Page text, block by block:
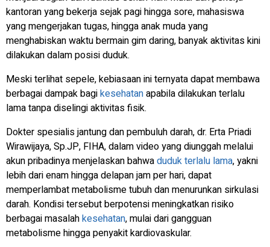
kantoran yang bekerja sejak pagi hingga sore, mahasiswa
yang mengerjakan tugas, hingga anak muda yang
menghabiskan waktu bermain gim daring, banyak aktivitas kini
dilakukan dalam posisi duduk.
Meski terlihat sepele, kebiasaan ini ternyata dapat membawa
berbagai dampak bagikesehatanapabila dilakukan terlalu
lama tanpa diselingi aktivitas fisik.
Dokter spesialis jantung dan pembuluh darah, dr. Erta Priadi
Wirawijaya, Sp.JP, FIHA, dalam video yang diunggah melalui
akun pribadinya menjelaskan bahwaduduk terlalu lama, yakni
lebih dari enam hingga delapan jam per hari, dapat
memperlambat metabolisme tubuh dan menurunkan sirkulasi
darah. Kondisi tersebut berpotensi meningkatkan risiko
berbagai masalahkesehatan, mulai dari gangguan
metabolisme hingga penyakit kardiovaskular.